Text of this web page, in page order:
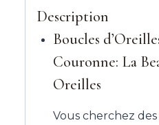
Description
Boucles
Couronne: La
Oreilles
Vous cherchez des